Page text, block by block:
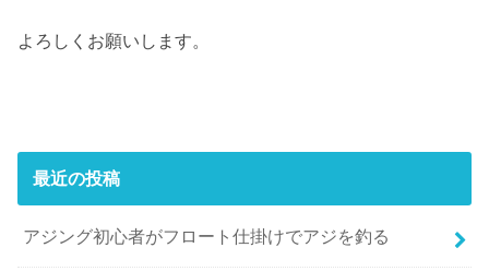
よろしくお願いします。
最近の投稿
アジング初心者がフロート仕掛けでアジを釣る